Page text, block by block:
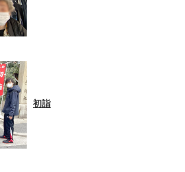
初詣